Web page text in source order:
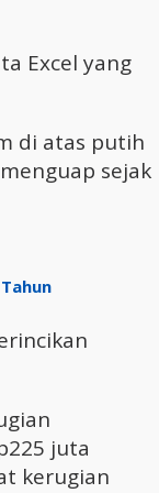
Excel yang
di atas putih
sejak
juta
kerugian